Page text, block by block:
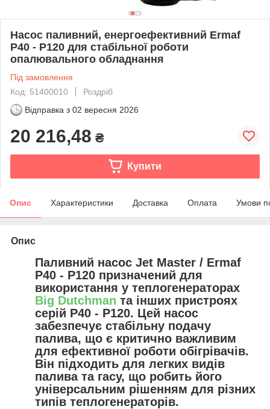
Насос паливний, енергоефективний Ermaf
P40 - P120 для стабільної роботи
опалювального обладнання
Під замовлення
Код: 51400010
Роздріб
Відправка з 02 вересня 2026
20 216,48 ₴
Купити
Опис Характеристики Доставка Оплата Умови
Опис
Паливний насос Jet Master / Ermaf
P40 - P120 призначений для
використання у теплогенераторах
Big Dutchman та інших пристроях
серій P40 - P120. Цей насос
забезпечує стабільну подачу
палива, що є критично важливим
для ефективної роботи обігрівачів.
Він підходить для легких видів
палива та гасу, що робить його
універсальним рішенням для різних
типів теплогенераторів.